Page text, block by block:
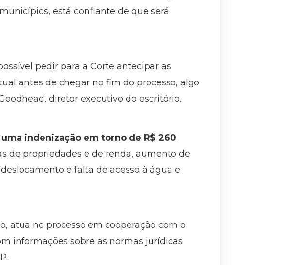
está confiante de que será
pedir para a Corte antecipar as
antes de chegar no fim do processo, algo
diretor executivo do escritório.
indenização em torno de R$ 260
de propriedades e de renda, aumento de
e falta de acesso à água e
atua no processo em cooperação com o
informações sobre as normas jurídicas